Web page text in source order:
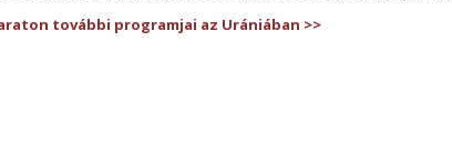
további programjai az Urániában >>